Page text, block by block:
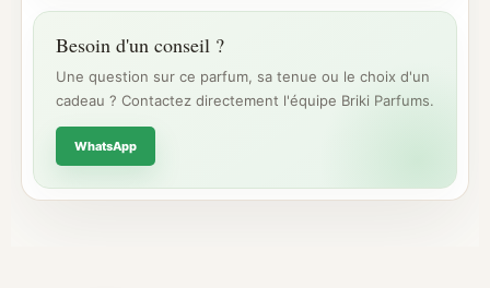
Besoin d'un conseil ?
Une question sur ce parfum, sa tenue ou le choix d'un
cadeau ? Contactez directement l'équipe Briki Parfums.
WhatsApp